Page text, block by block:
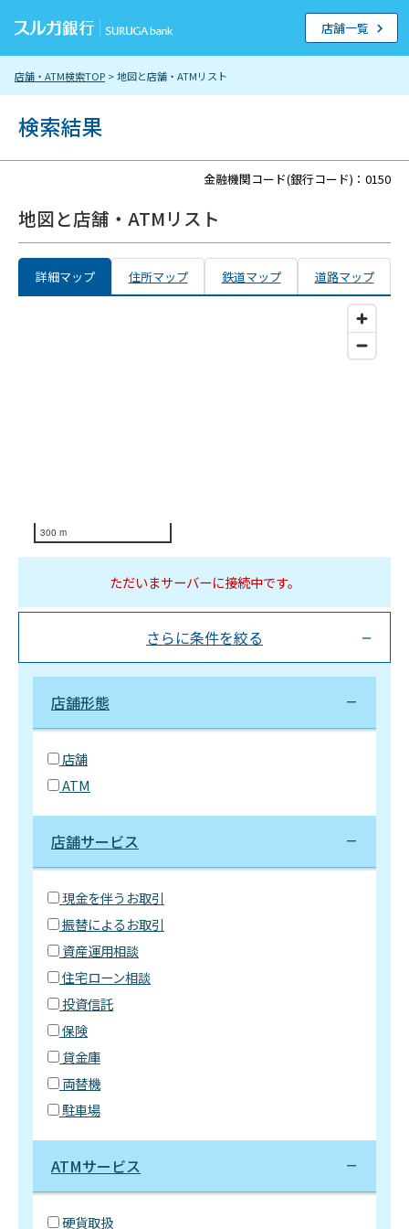
店舗・ATM検索TOP > 地図と店舗・ATMリスト
店舗一覧
検索結果
金融機関コード(銀行コード)：0150
地図と店舗・ATMリスト
詳細マップ 住所マップ 鉄道マップ 道路マップ
300 m
ただいまサーバーに接続中です。
さらに条件を絞る
店舗形態
店舗
ATM
店舗サービス
現金を伴うお取引
振替によるお取引
資産運用相談
住宅ローン相談
投資信託
保険
貸金庫
両替機
駐車場
ATMサービス
硬貨取扱